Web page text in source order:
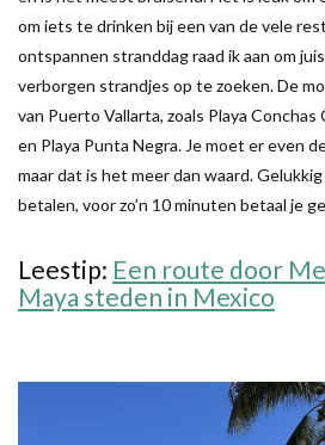
om iets te drinken bij een van de vele
ontspannen stranddag raad ik aan om
verborgen strandjes op te zoeken. De
van Puerto Vallarta, zoals Playa Conchas
en Playa Punta Negra. Je moet er even
maar dat is het meer dan waard.
betalen, voor zo’n 10 minuten betaal je
Leestip: Een route door
Maya steden in Mexico